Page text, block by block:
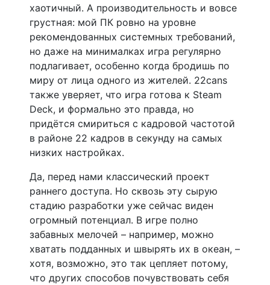
хаотичный. А производительность и вовсе
грустная: мой ПК ровно на уровне
рекомендованных системных требований,
но даже на минималках игра регулярно
подлагивает, особенно когда бродишь по
миру от лица одного из жителей. 22cans
также уверяет, что игра готова к Steam
Deck, и формально это правда, но
придётся смириться с кадровой частотой
в районе 22 кадров в секунду на самых
низких настройках.
Да, перед нами классический проект
раннего доступа. Но сквозь эту сырую
стадию разработки уже сейчас виден
огромный потенциал. В игре полно
забавных мелочей – например, можно
хватать подданных и швырять их в океан, –
хотя, возможно, это так цепляет потому,
что других способов почувствовать себя